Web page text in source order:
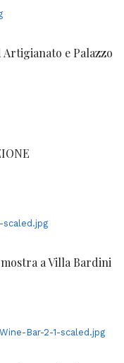
e Palazzo
a Villa Bardini